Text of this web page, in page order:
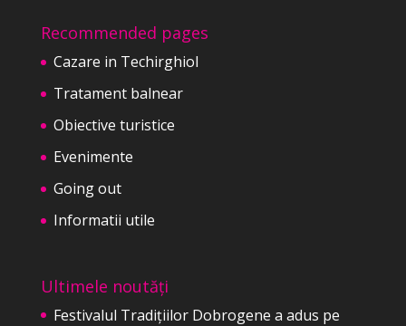
Recommended pages
Cazare in Techirghiol
Tratament balnear
Obiective turistice
Evenimente
Going out
Informatii utile
Ultimele noutăți
Festivalul Tradițiilor Dobrogene a adus pe